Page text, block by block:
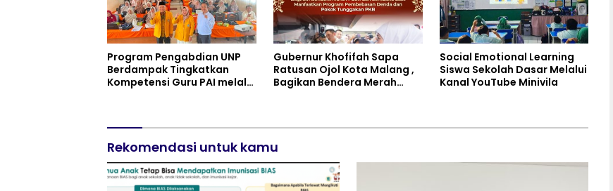
Program Pengabdian UNP
Berdampak Tingkatkan
Kompetensi Guru PAI melalui
Gubernur Khofifah Sapa
Ratusan Ojol Kota Malang ,
Bagikan Bendera Merah
Pokok Tunggakan PKB
Social Emotional Learning
Siswa Sekolah Dasar Melalui
Kanal YouTube Minivila
Rekomendasi untuk kamu